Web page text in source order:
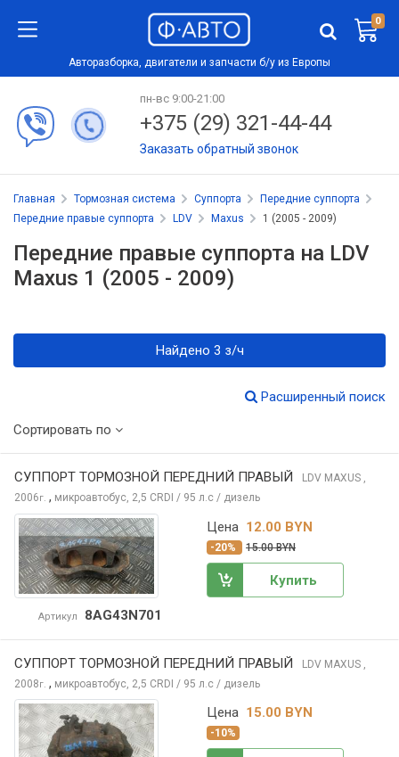
0
Авторазборка, двигатели и запчасти б/у из Европы
пн-вс 9:00-21:00
+375 (29) 321-44-44
Заказать обратный звонок
Главная Тормозная система Суппорта
Передние суппорта
Передние правые суппорта
LDV Maxus 1 (2005 - 2009)
Передние правые суппорта на LDV
Maxus 1 (2005 - 2009)
Найдено 3 з/ч
Расширенный поиск
Сортировать по
СУППОРТ ТОРМОЗНОЙ ПЕРЕДНИЙ ПРАВЫЙ LDV MAXUS ,
2006г. , микроавтобус, 2,5 CRDI / 95 л.с / дизель
Артикул 8AG43N701
Цена 12.00 BYN
-20% 15.00 BYN
Купить
СУППОРТ ТОРМОЗНОЙ ПЕРЕДНИЙ ПРАВЫЙ LDV MAXUS
2008г. , микроавтобус, 2,5 CRDI / 95 л.с / дизель
Цена 15.00 BYN
-10%